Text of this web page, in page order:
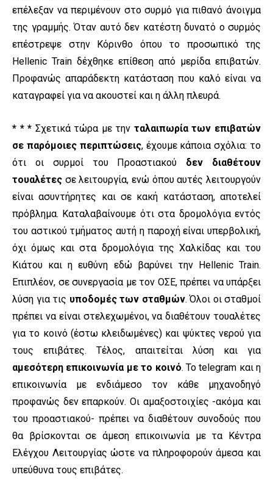
επέλεξαν να περιμένουν στο συρμό για πιθανό άνοιγμα
της γραμμής. Όταν αυτό δεν κατέστη δυνατό ο συρμός
επέστρεψε στην Κόρινθο όπου το προσωπικό της
Hellenic Train δέχθηκε επίθεση από μερίδα επιβατών.
Προφανώς απαράδεκτη κατάσταση που καλό είναι να
καταγραφεί για να ακουστεί και η άλλη πλευρά.
* * * Σχετικά τώρα με την ταλαιπωρία των επιβατών
σε παρόμοιες περιπτώσεις, έχουμε κάποια σχόλια: το
ότι οι συρμοί του Προαστιακού δεν διαθέτουν
τουαλέτες σε λειτουργία, ενώ όπου αυτές λειτουργούν
είναι ασυντήρητες και σε κακή κατάσταση, αποτελεί
πρόβλημα. Καταλαβαίνουμε ότι στα δρομολόγια εντός
του αστικού τμήματος αυτή η παροχή είναι υπερβολική,
όχι όμως και στα δρομολόγια της Χαλκίδας και του
Κιάτου και η ευθύνη εδώ βαρύνει την Hellenic Train.
Επιπλέον, σε συνεργασία με τον ΟΣΕ, πρέπει να υπάρξει
λύση για τις υποδομές των σταθμών. Όλοι οι σταθμοί
πρέπει να είναι στελεχωμένοι, να διαθέτουν τουαλέτες
για το κοινό (έστω κλειδωμένες) και ψύκτες νερού για
τους επιβάτες. Τέλος, απαιτείται λύση και για
αμεσότερη επικοινωνία με το κοινό. Το telegram και η
επικοινωνία με ενδιάμεσο τον κάθε μηχανοδηγό
προφανώς δεν επαρκούν. Οι αμαξοστοιχίες -ακόμα και
του προαστιακού- πρέπει να διαθέτουν συνοδούς που
θα βρίσκονται σε άμεση επικοινωνία με τα Κέντρα
Ελέγχου Λειτουργίας ώστε να πληροφορούν άμεσα και
υπεύθυνα τους επιβάτες.